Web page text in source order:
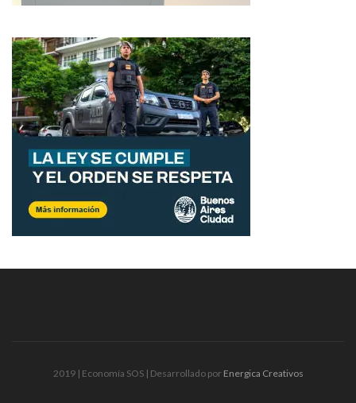
2019 | Economía SOS | Desarrollado por Energica Creativos